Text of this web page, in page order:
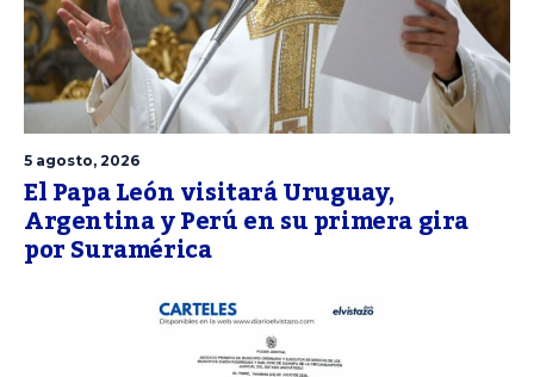
5 agosto, 2026
El Papa León visitará Uruguay,
Argentina y Perú en su primera gira
por Suramérica